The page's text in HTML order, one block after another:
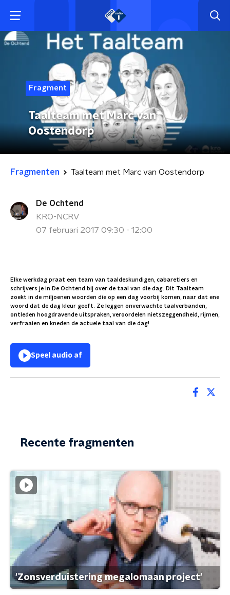
Fragment
Taalteam met Marc van
Oostendorp
Fragmenten Taalteam met Marc van Oostendorp
De Ochtend
KRO-NCRV
07 februari 2017 09:30 - 12:00
Elke werkdag praat een team van taaldeskundigen, cabaretiers en
schrijvers je in De Ochtend bij over de taal van die dag. Dit Taalteam
zoekt in de miljoenen woorden die op een dag voorbij komen, naar dat ene
woord dat de dag kleur geeft. Ze leggen onverwachte taalverbanden,
ontleden hoogdravende uitspraken, veroordelen nietszeggendheid, rijmen,
verfraaien en kneden de actuele taal van die dag!
Speel audio af
Recente fragmenten
'Zonsverduistering megalomaan project'